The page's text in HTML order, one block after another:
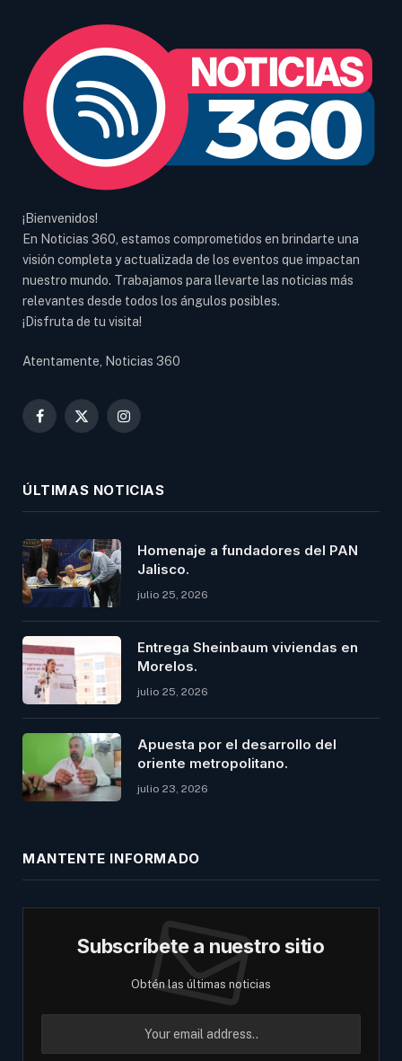
¡Bienvenidos!
En Noticias 360, estamos comprometidos en brindarte una
visión completa y actualizada de los eventos que impactan
nuestro mundo. Trabajamos para llevarte las noticias más
relevantes desde todos los ángulos posibles.
¡Disfruta de tu visita!
Atentamente, Noticias 360
Facebook
X
Instagram
ÚLTIMAS NOTICIAS
Homenaje a fundadores del PAN
Jalisco.
julio 25, 2026
Entrega Sheinbaum viviendas en
Morelos.
julio 25, 2026
Apuesta por el desarrollo del
oriente metropolitano.
julio 23, 2026
MANTENTE INFORMADO
Subscríbete a nuestro sitio
Obtén las últimas noticias